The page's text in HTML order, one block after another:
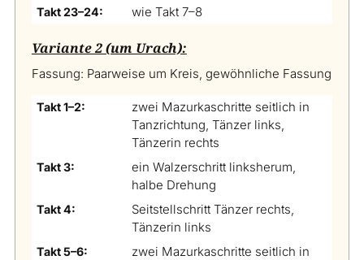
Takt 23–24: wie Takt 7–8
Variante 2 (um Urach):
Fassung: Paarweise um Kreis, gewöhnliche Fassung
Takt 1–2:
zwei Mazurkaschritte seitlich in
Tanzrichtung, Tänzer links,
Tänzerin rechts
Takt 3:
ein Walzerschritt linksherum,
halbe Drehung
Takt 4:
Seitstellschritt Tänzer rechts,
Tänzerin links
Takt 5–6:
zwei Mazurkaschritte seitlich in